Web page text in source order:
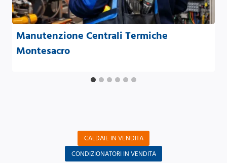
Manutenzione Centrali Termiche
Montesacro
CALDAIE IN VENDITA
CONDIZIONATORI IN VENDITA